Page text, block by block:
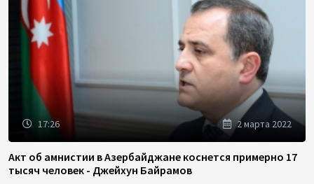
17:26 2 марта 2022
Акт об амнистии в Азербайджане коснется примерно 17
тысяч человек - Джейхун Байрамов